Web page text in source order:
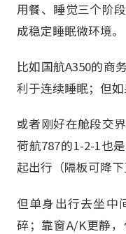
用餐、睡觉三个阶
成稳定睡眠微环境。
比如国航A350的商
利于连续睡眠；但
或者刚好在舱段交
荷航787的1-2-1也
起出行（隔板可降下
但单身出行去坐中
碎；靠窗A/K更静